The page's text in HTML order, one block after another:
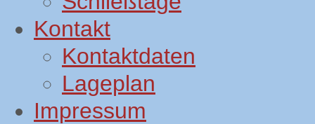
Kontakt
Kontaktdaten
Lageplan
Impressum